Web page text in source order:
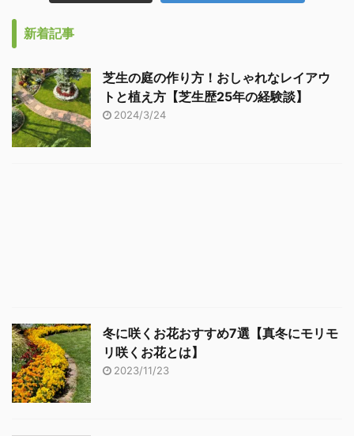
新着記事
芝生の庭の作り方！おしゃれなレイアウ
トと植え方【芝生歴25年の経験談】
2024/3/24
冬に咲くお花おすすめ7選【真冬にモリモ
リ咲くお花とは】
2023/11/23